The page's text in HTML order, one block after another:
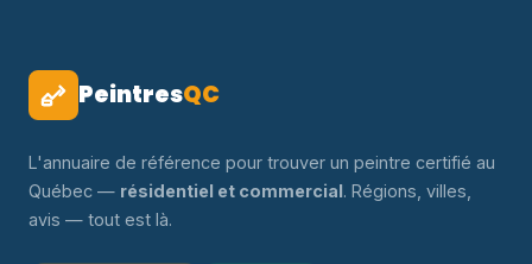
PeintresQC
L'annuaire de référence pour trouver un peintre certifié au
Québec — résidentiel et commercial. Régions, villes,
avis — tout est là.